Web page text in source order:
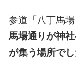
参道「八丁馬場
馬場通りが神
が集う場所でし